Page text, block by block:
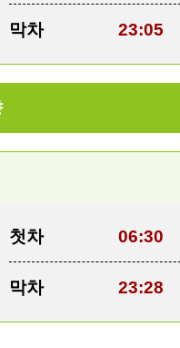
막차 23:05
첫차 06:30
막차 23:28